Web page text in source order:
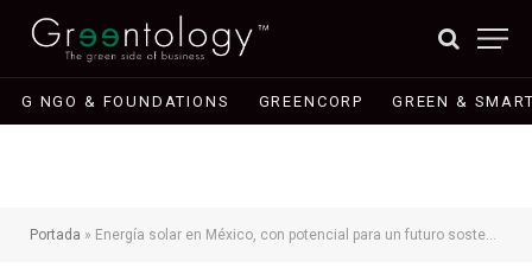
G NGO & FOUNDATIONS GREENCORP GREEN &
Portada » Energía solar en México, con potencial para un futuro sostenible